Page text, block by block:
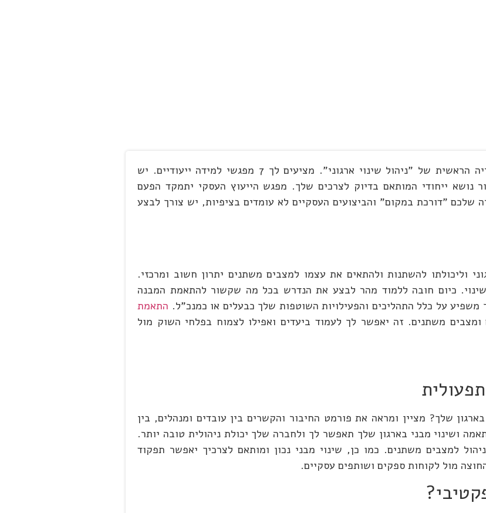
אנו ממשיכים להציע לך מספר מפגשי למידה נוספים תחת הקטגוריה הראשית של "ניהול שינוי ארגוני". מציעים לך 7 מפגשי למידה ייעודיים. יש
16 התחומים המרכזיים לבחור נושא ייחודי המותאם בדיוק לצרכים שלך. מפגש הייעוץ העסקי יתמקד הפעם
שלכם "דורכת במקום" והביצועים העסקיים לא עומדים בציפיות, יש צורך לבצע
וליכולתו להשתנות ולהתאים את עצמו למצבים משתנים יתרון חשוב ומרכזי.
כיום חובה ללמוד מהר לבצע את הנדרש בכל מה שקשור להתאמת המבנה
משפיע על כלל התהליכים והפעילויות השוטפות שלך כבעלים או כמנכ"ל. התאמת
משתנים. זה יאפשר לך לעמוד ביעדים ואפילו לצמוח בפלחי השוק מול
שלך? מציין ומראה את פורמט החיבור והקשרים בין עובדים ומנהלים, בין
ושינוי מבני בארגון שלך תאפשר לך ולחברה שלך יכולת ניהולית טובה יותר.
למצבים משתנים. כמו כן, שינוי מבני נכון ומותאם לצרכיך יאפשר תפקוד
מול לקוחות ספקים ושותפים עסקיים.